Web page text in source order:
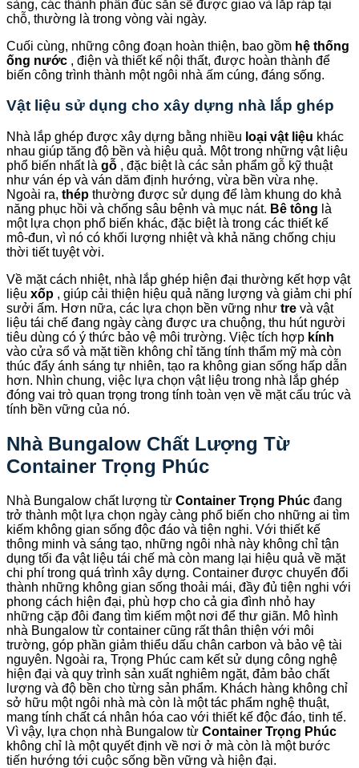
sàng, các thành phần đúc sẵn sẽ được giao và lắp ráp tại
chỗ, thường là trong vòng vài ngày.
Cuối cùng, những công đoạn hoàn thiện, bao gồm hệ thống
ống nước , điện và thiết kế nội thất, được hoàn thành để
biến công trình thành một ngôi nhà ấm cúng, đáng sống.
Vật liệu sử dụng cho xây dựng nhà lắp ghép
Nhà lắp ghép được xây dựng bằng nhiều loại vật liệu khác
nhau giúp tăng độ bền và hiệu quả. Một trong những vật liệu
phổ biến nhất là gỗ , đặc biệt là các sản phẩm gỗ kỹ thuật
như ván ép và ván dăm định hướng, vừa bền vừa nhẹ.
Ngoài ra, thép thường được sử dụng để làm khung do khả
năng phục hồi và chống sâu bệnh và mục nát. Bê tông là
một lựa chọn phổ biến khác, đặc biệt là trong các thiết kế
mô-đun, vì nó có khối lượng nhiệt và khả năng chống chịu
thời tiết tuyệt vời.
Về mặt cách nhiệt, nhà lắp ghép hiện đại thường kết hợp vật
liệu xốp , giúp cải thiện hiệu quả năng lượng và giảm chi phí
sưởi ấm. Hơn nữa, các lựa chọn bền vững như tre và vật
liệu tái chế đang ngày càng được ưa chuộng, thu hút người
tiêu dùng có ý thức bảo vệ môi trường. Việc tích hợp kính
vào cửa sổ và mặt tiền không chỉ tăng tính thẩm mỹ mà còn
thúc đẩy ánh sáng tự nhiên, tạo ra không gian sống hấp dẫn
hơn. Nhìn chung, việc lựa chọn vật liệu trong nhà lắp ghép
đóng vai trò quan trọng trong tính toàn vẹn về mặt cấu trúc và
tính bền vững của nó.
Nhà Bungalow Chất Lượng Từ
Container Trọng Phúc
Nhà Bungalow chất lượng từ Container Trọng Phúc đang
trở thành một lựa chọn ngày càng phổ biến cho những ai tìm
kiếm không gian sống độc đáo và tiện nghi. Với thiết kế
thông minh và sáng tạo, những ngôi nhà này không chỉ tận
dụng tối đa vật liệu tái chế mà còn mang lại hiệu quả về mặt
chi phí trong quá trình xây dựng. Container được chuyển đổi
thành những không gian sống thoải mái, đầy đủ tiện nghi với
phong cách hiện đại, phù hợp cho cả gia đình nhỏ hay
những cặp đôi đang tìm kiếm một nơi để thư giãn. Mô hình
nhà Bungalow từ container cũng rất thân thiện với môi
trường, góp phần giảm thiểu dấu chân carbon và bảo vệ tài
nguyên. Ngoài ra, Trọng Phúc cam kết sử dụng công nghệ
hiện đại và quy trình sản xuất nghiêm ngặt, đảm bảo chất
lượng và độ bền cho từng sản phẩm. Khách hàng không chỉ
sở hữu một ngôi nhà mà còn là một tác phẩm nghệ thuật,
mang tính chất cá nhân hóa cao với thiết kế độc đáo, tinh tế.
Vì vậy, lựa chọn nhà Bungalow từ Container Trọng Phúc
không chỉ là một quyết định về nơi ở mà còn là một bước
tiến hướng tới cuộc sống bền vững và hiện đại.